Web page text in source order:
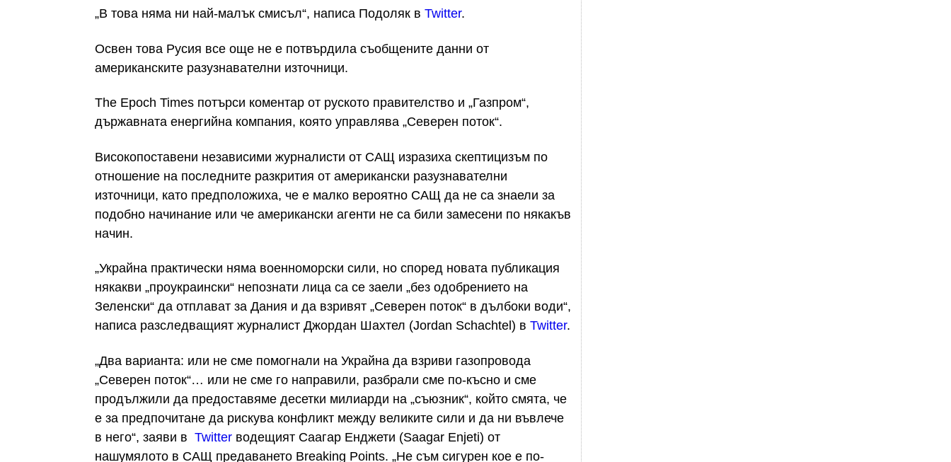
„В това няма ни най-малък смисъл“, написа Подоляк в Twitter.
Освен това Русия все още не е потвърдила съобщените данни от
американските разузнавателни източници.
The Epoch Times потърси коментар от руското правителство и „Газпром“,
държавната енергийна компания, която управлява „Северен поток“.
Високопоставени независими журналисти от САЩ изразиха скептицизъм по
отношение на последните разкрития от американски разузнавателни
източници, като предположиха, че е малко вероятно САЩ да не са знаели за
подобно начинание или че американски агенти не са били замесени по някакъв
начин.
„Украйна практически няма военноморски сили, но според новата публикация
някакви „проукраински“ непознати лица са се заели „без одобрението на
Зеленски“ да отплават за Дания и да взривят „Северен поток“ в дълбоки води“,
написа разследващият журналист Джордан Шахтел (Jordan Schachtel) в Twitter.
„Два варианта: или не сме помогнали на Украйна да взриви газопровода
„Северен поток“… или не сме го направили, разбрали сме по-късно и сме
продължили да предоставяме десетки милиарди на „съюзник“, който смята, че
е за предпочитане да рискува конфликт между великите сили и да ни въвлече
в него“, заяви в Twitter водещият Саагар Енджети (Saagar Enjeti) от
нашумялото в САЩ предаването Breaking Points. „Не съм сигурен кое е по-